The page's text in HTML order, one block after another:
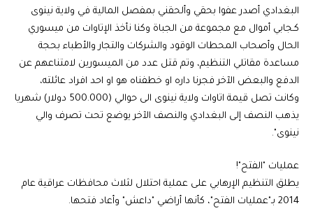
البغدادي أصدر عفوا بحقي وألحقني بمفصل المالية في ولاية نينوى
كـجابي أموال مع مجموعة من الجباة وكنا نأخذ الإتاوات من ميسوري
الحال وأصحاب المحطات الوقود والشركات والتجار والأطباء بحجة
مساعدة مقاتلي التنظيم، وتم قتل عدد من الميسورين لامتناعهم عن
الدفع والبعض الآخر فجرنا داره او خطفناه هو او احد افراد عائلته،
وكانت تصل قيمة اتاوات ولاية نينوى الى حوالي (500.000 دولار) شهريا
يذهب النصف إلى البغدادي والنصف الآخر يوضع تحت تصرف والي
نينوى".
عمليات "الفتح"!
يطلق التنظيم الإرهابي على عملية احتلال لثلاث محافظات عراقية عام
2014 بـ"عمليات الفتح"، كأنها أراضي "داعش" وأعاد فتحها.